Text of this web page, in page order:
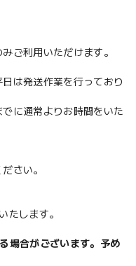
ご利用いただけます。
は発送作業を行っており
に通常よりお時間をいた
さい。
たします。
場合がございます。予め